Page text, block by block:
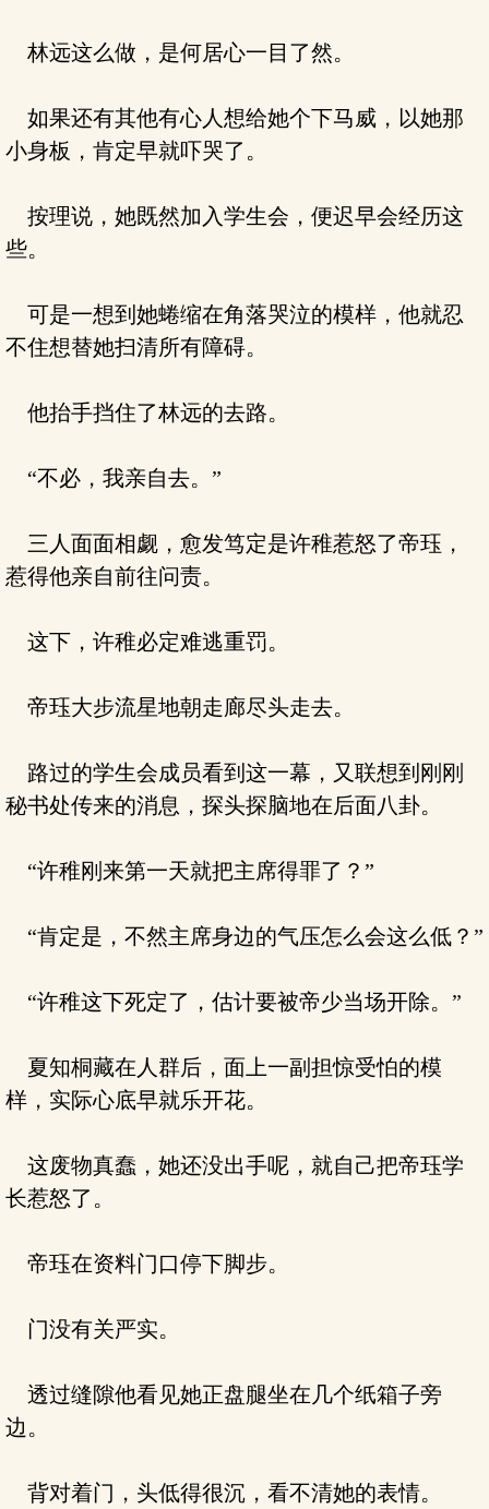
林远这么做，是何居心一目了然。
如果还有其他有心人想给她个下马威，以她那
小身板，肯定早就吓哭了。
按理说，她既然加入学生会，便迟早会经历这
些。
可是一想到她蜷缩在角落哭泣的模样，他就忍
不住想替她扫清所有障碍。
他抬手挡住了林远的去路。
“不必，我亲自去。”
三人面面相觑，愈发笃定是许稚惹怒了帝珏，
惹得他亲自前往问责。
这下，许稚必定难逃重罚。
帝珏大步流星地朝走廊尽头走去。
路过的学生会成员看到这一幕，又联想到刚刚
秘书处传来的消息，探头探脑地在后面八卦。
“许稚刚来第一天就把主席得罪了？”
“肯定是，不然主席身边的气压怎么会这么低？”
“许稚这下死定了，估计要被帝少当场开除。”
夏知桐藏在人群后，面上一副担惊受怕的模
样，实际心底早就乐开花。
这废物真蠢，她还没出手呢，就自己把帝珏学
长惹怒了。
帝珏在资料门口停下脚步。
门没有关严实。
透过缝隙他看见她正盘腿坐在几个纸箱子旁
边。
背对着门，头低得很沉，看不清她的表情。